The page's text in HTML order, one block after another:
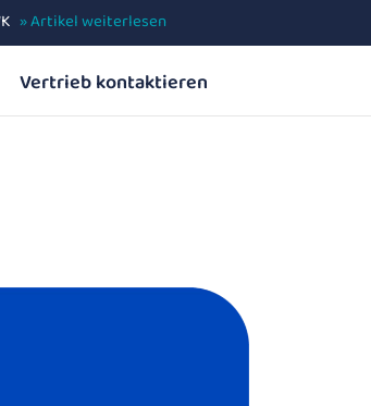
»Artikel weiterlesen
Artikel weiterlesen
Vertrieb kontaktieren